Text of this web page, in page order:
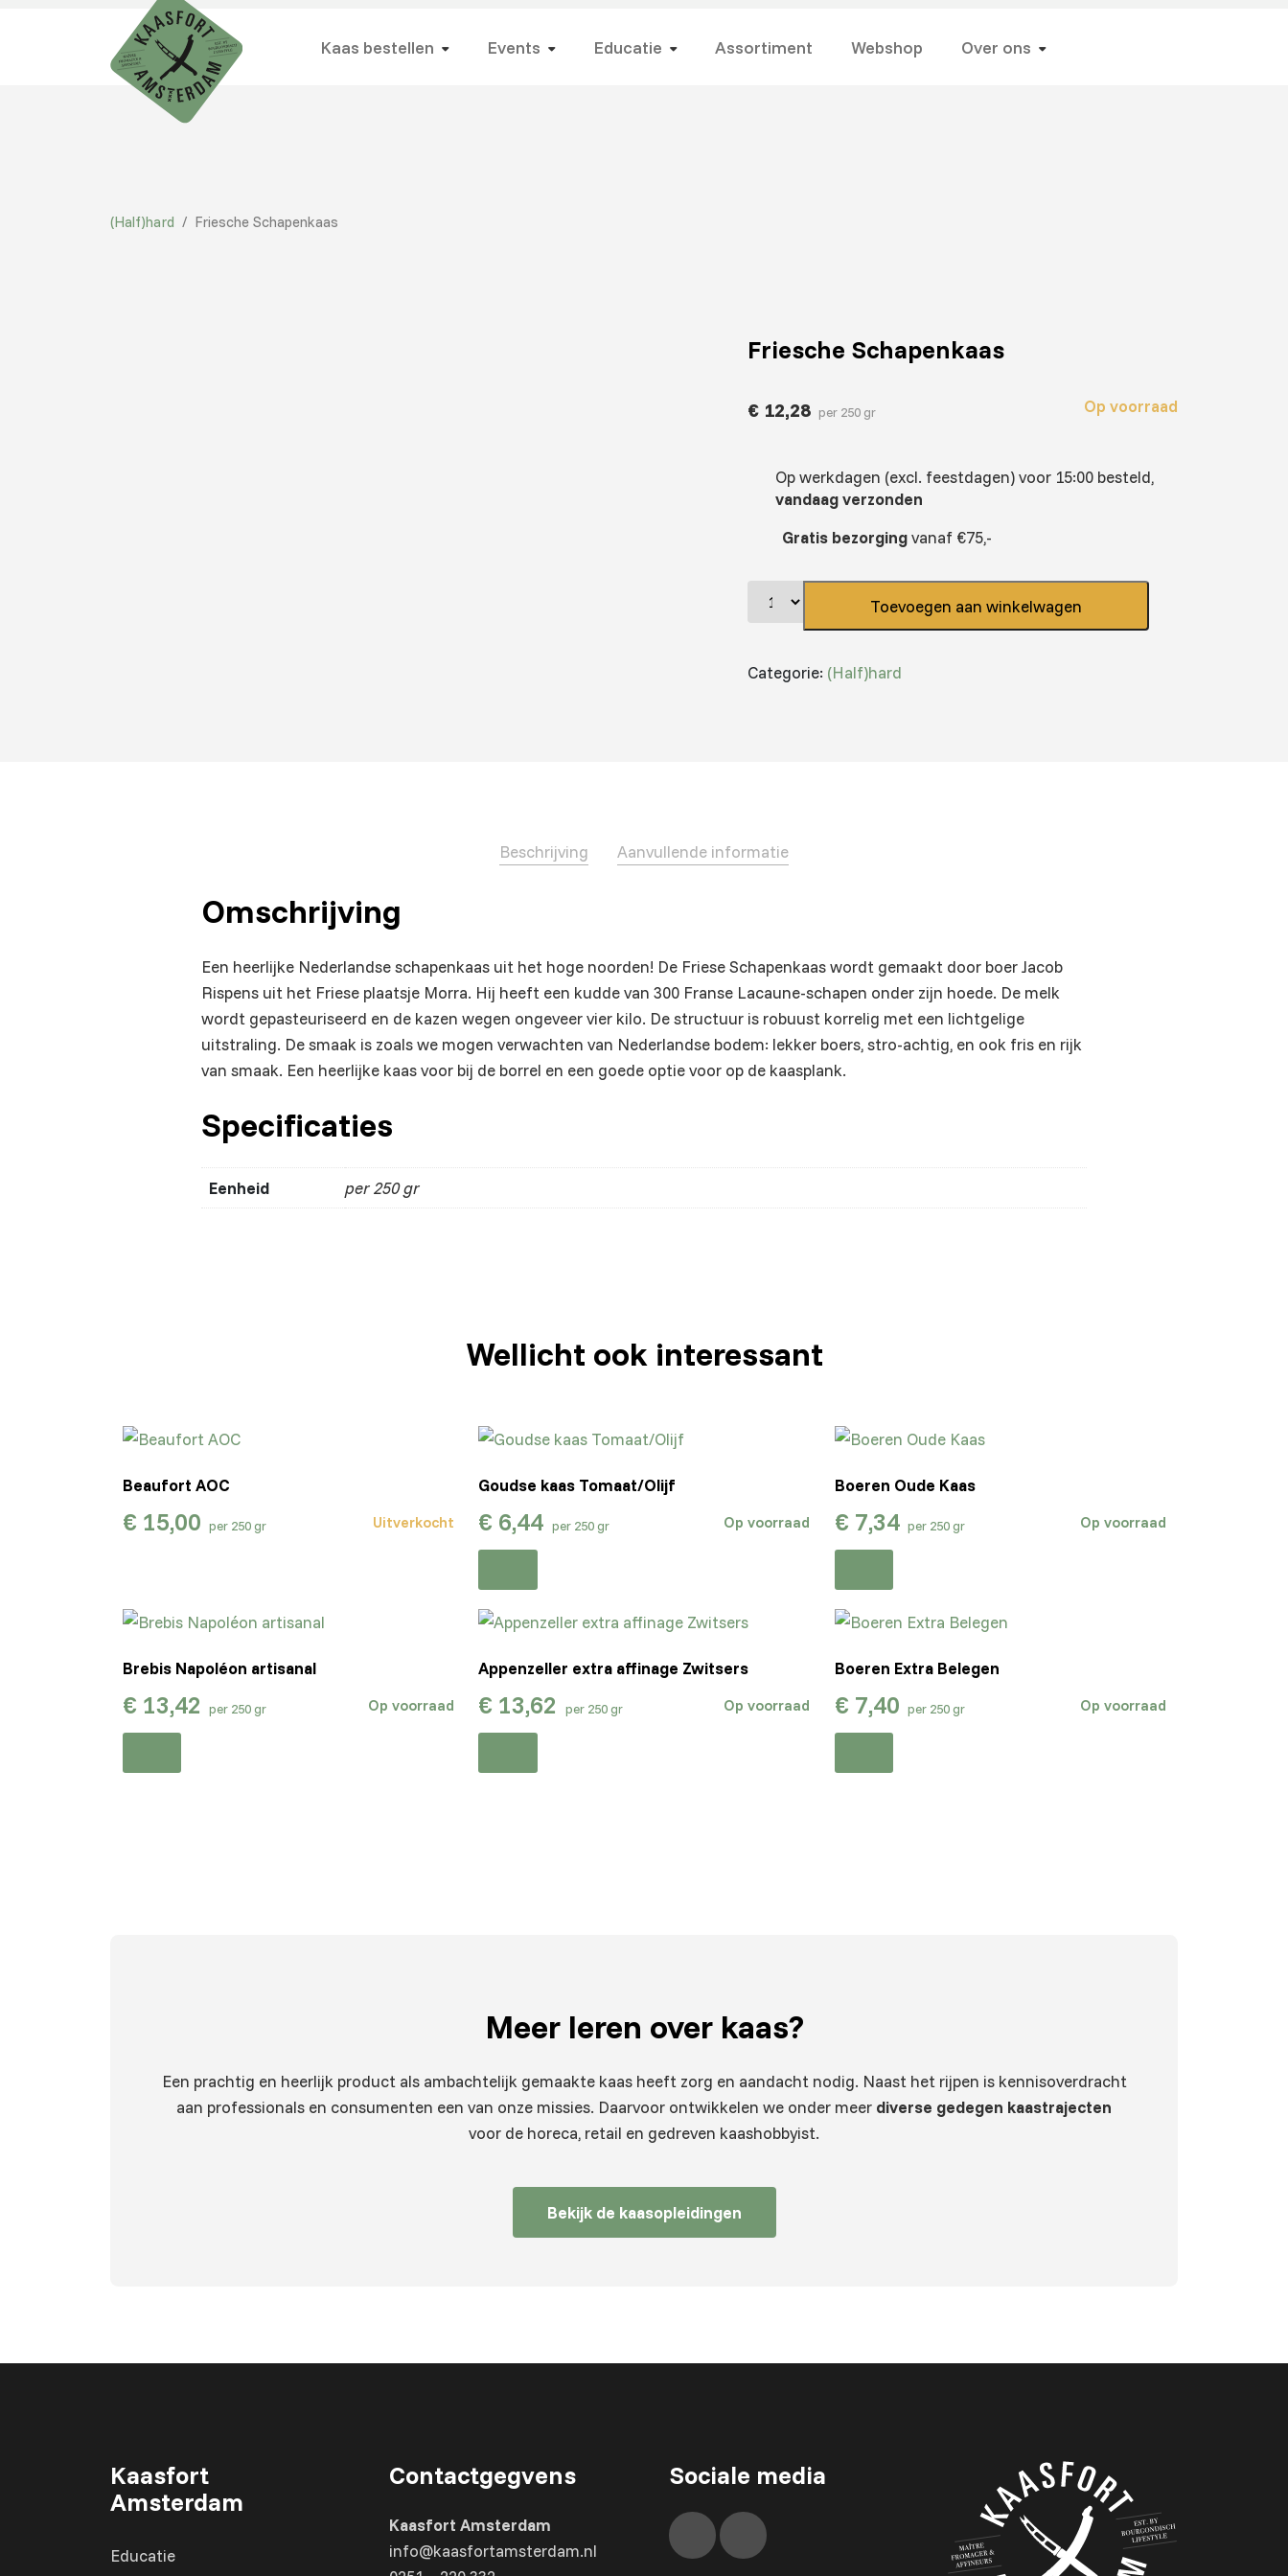
Kaas bestellen Events Educatie Assortiment Webshop Over ons
(Half)hard /Friesche Schapenkaas
Friesche Schapenkaas
€12,28 per 250 gr Op voorraad
Op werkdagen (excl. feestdagen) voor 15:00 besteld,
vandaag verzonden
Gratis bezorgingvanaf €75,-
Toevoegen aan winkelwagen
Categorie: (Half)hard
Beschrijving Aanvullende informatie
Omschrijving
Een heerlijke Nederlandse schapenkaas uit het hoge noorden! De Friese Schapenkaas wordt gemaakt door boer Jacob
Rispens uit het Friese plaatsje Morra. Hij heeft een kudde van 300 Franse Lacaune-schapen onder zijn hoede. De melk
wordt gepasteuriseerd en de kazen wegen ongeveer vier kilo. De structuur is robuust korrelig met een lichtgelige
uitstraling. De smaak is zoals we mogen verwachten van Nederlandse bodem: lekker boers, stro-achtig, en ook fris en rijk
van smaak. Een heerlijke kaas voor bij de borrel en een goede optie voor op de kaasplank.
Specificaties
Eenheid per 250 gr
Wellicht ook interessant
Beaufort AOC
€ 15,00 per 250 gr Uitverkocht
Goudse kaas Tomaat/Olijf
€ 6,44 per 250 gr Op voorraad
Boeren Oude Kaas
€ 7,34 per 250 gr Op voorraad
Brebis Napoléon artisanal
€ 13,42 per 250 gr Op voorraad
Appenzeller extra affinage Zwitsers
€ 13,62 per 250 gr Op voorraad
Boeren Extra Belegen
€ 7,40 per 250 gr Op voorraad
Meer leren over kaas?
Een prachtig en heerlijk product als ambachtelijk gemaakte kaas heeft zorg en aandacht nodig. Naast het rijpen is kennisoverdracht
aan professionals en consumenten een van onze missies. Daarvoor ontwikkelen we onder meer diverse gedegen kaastrajecten
voor de horeca, retail en gedreven kaashobbyist.
Bekijk de kaasopleidingen
Kaasfort
Amsterdam
Educatie
Contactgegvens
Kaasfort Amsterdam
info@kaasfortamsterdam.nl
Sociale media